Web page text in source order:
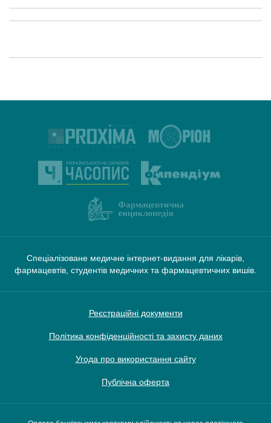
Спеціалізоване медичне інтернет-видання для лікарів,
фармацевтів, студентів медичних та фармацевтичних вишів.
Реєстраційні документи
Політика конфіденційності та захисту даних
Угода про використання сайту
Публічна оферта